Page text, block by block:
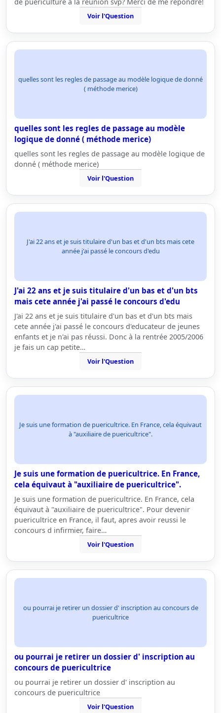
Voir l'Question
quelles sont les regles de passage au modèle logique de donné
( méthode merice)
quelles sont les regles de passage au modèle
logique de donné ( méthode merice)
quelles sont les regles de passage au modèle logique de
donné ( méthode merice)
Voir l'Question
J'ai 22 ans et je suis titulaire d'un bas et d'un bts mais cete
année j'ai passé le concours d'edu
J'ai 22 ans et je suis titulaire d'un bas et d'un bts
mais cete année j'ai passé le concours d'edu
J'ai 22 ans et je suis titulaire d'un bas et d'un bts mais
cete année j'ai passé le concours d'educateur de jeunes
enfants et je n'ai pas réussi. Donc à la rentrée 2005/2006
je fais un cap petite…
Voir l'Question
Je suis une formation de puericultrice. En France, cela équivaut
à "auxiliaire de puericultrice".
Je suis une formation de puericultrice. En France,
cela équivaut à "auxiliaire de puericultrice".
Je suis une formation de puericultrice. En France, cela
équivaut à "auxiliaire de puericultrice". Pour devenir
puericultrice en France, il faut, apres avoir reussi le
concours d infirmier, faire…
Voir l'Question
ou pourrai je retirer un dossier d' inscription au concours de
puericultrice
ou pourrai je retirer un dossier d' inscription au
concours de puericultrice
ou pourrai je retirer un dossier d' inscription au
concours de puericultrice
Voir l'Question